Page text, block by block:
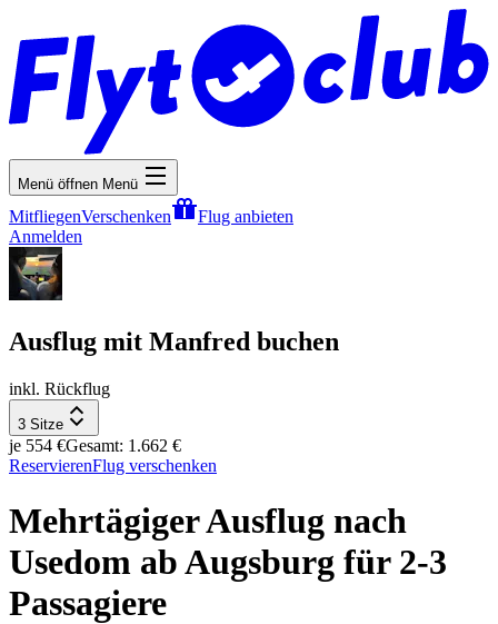
Menü öffnen Menü
MitfliegenVerschenken
Flug anbieten
Anmelden
Ausflug mit Manfred buchen
inkl. Rückflug
3 Sitze
je 554 €Gesamt: 1.662 €
ReservierenFlug verschenken
Mehrtägiger Ausflug nach
Usedom ab Augsburg für 2-3
Passagiere